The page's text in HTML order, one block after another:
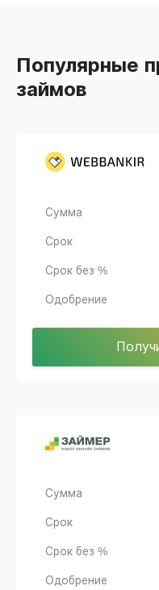
Популярные
займов
Сумма
Срок
Срок без %
Одобрение
Сумма
Срок
Срок без %
Одобрение